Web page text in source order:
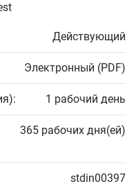
Действующий
Электронный (PDF)
1 рабочий день
365 рабочих дня(ей)
stdin00397